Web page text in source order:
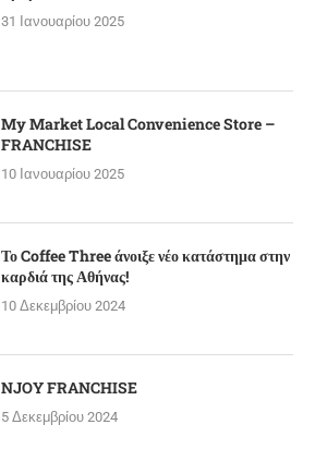
31 Ιανουαρίου 2025
My Market Local Convenience Store –
FRANCHISE
10 Ιανουαρίου 2025
Το Coffee Three άνοιξε νέο κατάστημα στην
καρδιά της Αθήνας!
10 Δεκεμβρίου 2024
NJOY FRANCHISE
5 Δεκεμβρίου 2024